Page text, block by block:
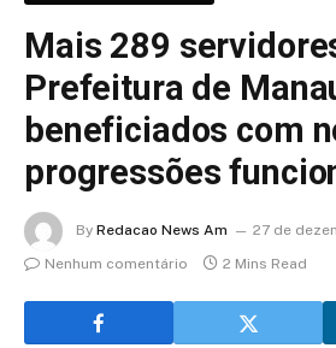
Mais 289
Prefeitura de
beneficiados com
progressões
By Redacao News Am
27 de
Nenhum comentário
2 Mins Read